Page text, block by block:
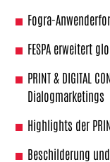
Fogra-
FESPA erweitert
PRINT & DIGITAL
Dialogmarketings
Highlights der
Beschilderung